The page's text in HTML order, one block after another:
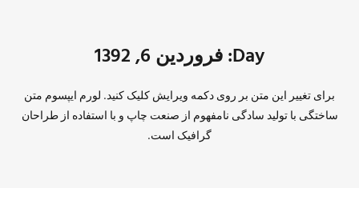
Day: فروردین 6, 1392
برای تغییر این متن بر روی دکمه ویرایش کلیک کنید. لورم ایپسوم متن
ساختگی با تولید سادگی نامفهوم از صنعت چاپ و با استفاده از طراحان
گرافیک است.